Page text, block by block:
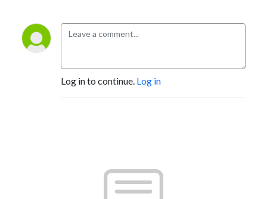
Log in to continue. Log in